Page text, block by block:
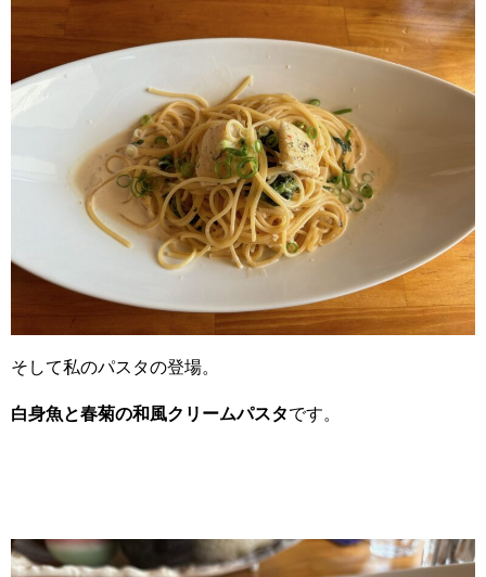
そして私のパスタの登場。
白身魚と春菊の和風クリームパスタです。